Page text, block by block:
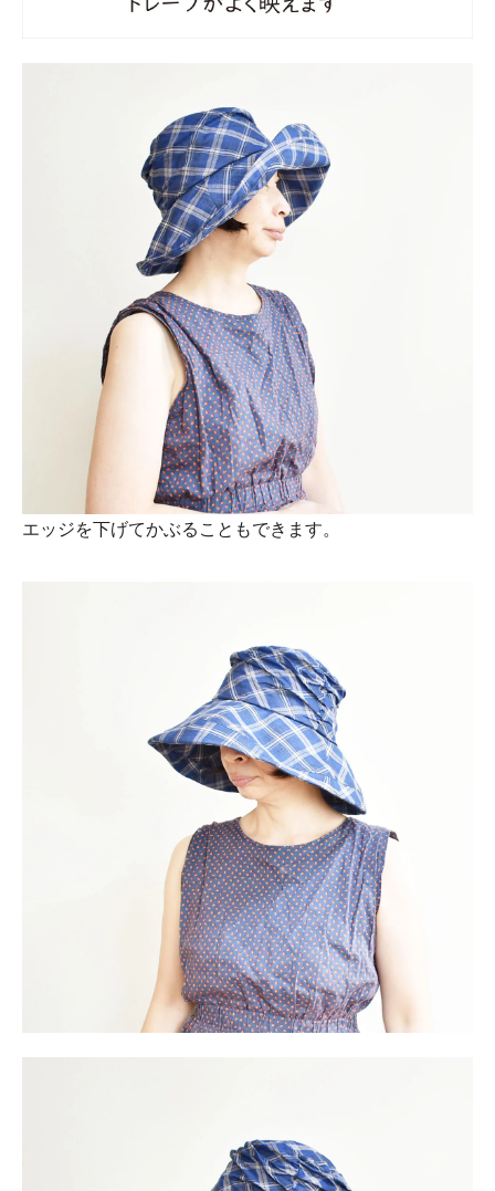
エッジを下げてかぶることもできます。